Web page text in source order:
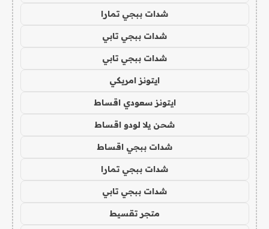
شدات ببجي تمارا
شدات ببجي تابي
شدات ببجي تابي
ايتونز امريكي
ايتونز سعودي اقساط
شحن يلا لودو اقساط
شدات ببجي اقساط
شدات ببجي تمارا
شدات ببجي تابي
متجر تقسيط